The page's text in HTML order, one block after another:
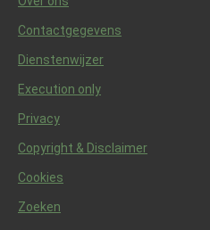
Contactgegevens
Dienstenwijzer
Execution only
Privacy
Copyright & Disclaimer
Cookies
Zoeken